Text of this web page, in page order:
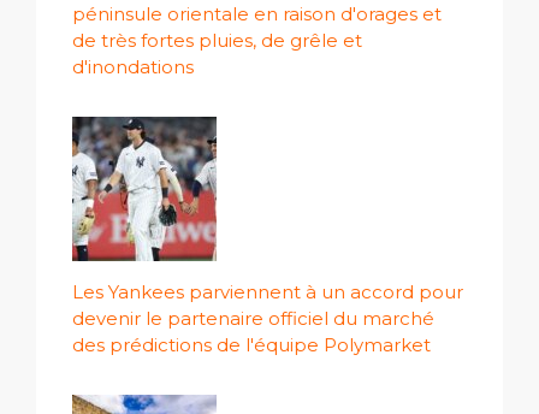
péninsule orientale en raison d'orages et
de très fortes pluies, de grêle et
d'inondations
Les Yankees parviennent à un accord pour
devenir le partenaire officiel du marché
des prédictions de l'équipe Polymarket